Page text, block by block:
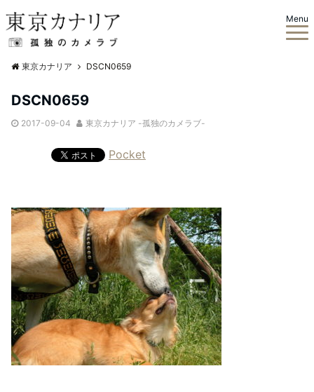
Menu
東京カナリア DSCN0659
DSCN0659
2017-09-04 東京カナリア -孤独のカメラブ-
Pocket